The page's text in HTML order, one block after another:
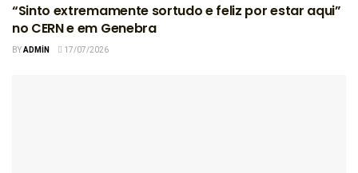
“Sinto extremamente sortudo e feliz por estar aqui”
no CERN e em Genebra
BYADMIN 17/07/2026